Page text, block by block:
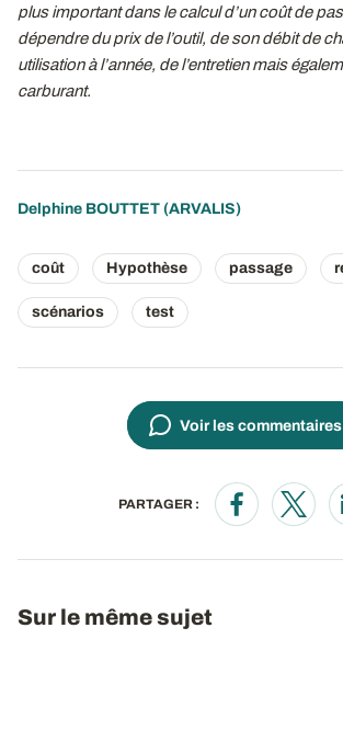
plus important dans le calcul d’un coût de
dépendre du prix de l’outil, de son débit de
utilisation à l’année, de l’entretien mais
carburant.
Delphine BOUTTET (ARVALIS)
coût Hypothèse passage
scénarios test
Voir les commentaires
PARTAGER :
Opens in aOpens
Sur le même sujet